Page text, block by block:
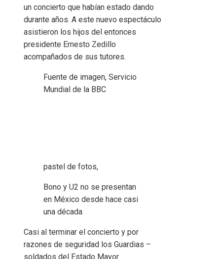
un concierto que habían estado dando
durante años. A este nuevo espectáculo
asistieron los hijos del entonces
presidente Ernesto Zedillo
acompañados de sus tutores.
Fuente de imagen, Servicio
Mundial de la BBC
pastel de fotos,
Bono y U2 no se presentan
en México desde hace casi
una década
Casi al terminar el concierto y por
razones de seguridad los Guardias –
soldados del Estado Mayor